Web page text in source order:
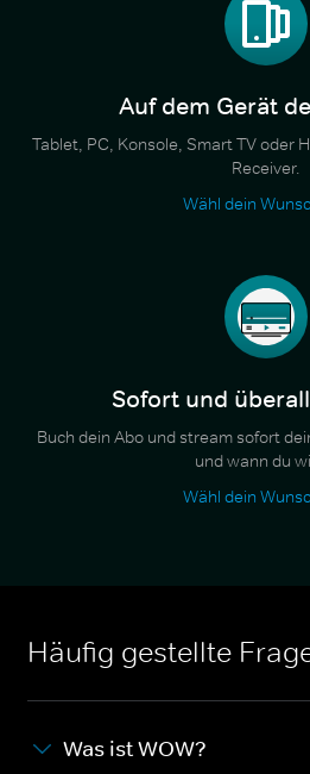
Auf dem Gerät
Tablet, PC, Konsole, Smart TV oder
Receiver.
Wähl dein
Sofort und
Buch dein Abo und stream sofort
und wann du
Wähl dein
Häufig gestellte
Was ist WOW?